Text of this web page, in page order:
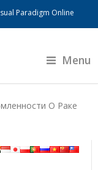
Paradigm Online
Menu
О Раке